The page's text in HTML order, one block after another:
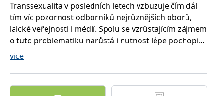
Transsexualita v posledních letech vzbuzuje čím dál
tím víc pozornost odborníků nejrůznějších oborů,
laické veřejnosti i médií. Spolu se vzrůstajícím zájmem
o tuto problematiku narůstá i nutnost lépe pochopit
jedince s poruchou pohlavní identity. Jak se
transsexualním jedincům pomoci? Co vše obnáší
léčba? Na tyto a podobné otázky odpovídá ojedinělá
více